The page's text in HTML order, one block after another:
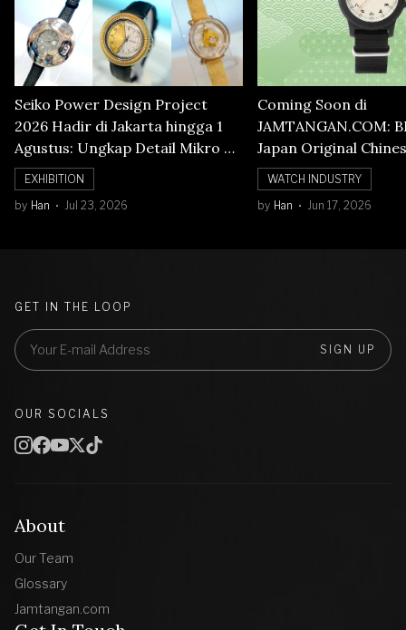
Seiko Power Design Project
2026 Hadir di Jakarta hingga 1
Agustus: Ungkap Detail Mikro di
Balik Seni Watchmaking
EXHIBITION
by Han Jul 23, 2026
Coming Soon di
JAMTANGAN.COM:
Japan Original
Numerals Watch
WATCH INDUSTRY
by Han Jun 17, 2026
About
Our Team
Glossary
Jamtangan.com
GET IN THE LOOP
SIGN UP
OUR SOCIALS